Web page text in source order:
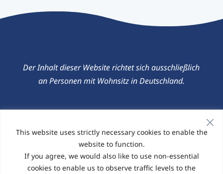
This website uses strictly necessary cookies to enable the
website to function.
If you agree, we would also like to use non-essential
cookies to enable us to observe traffic levels to the
Der Inhalt dieser Website richtet sich ausschließlich
an Personen mit Wohnsitz in Deutschland.
© 2026 Website-Management: Elligo Health
Research